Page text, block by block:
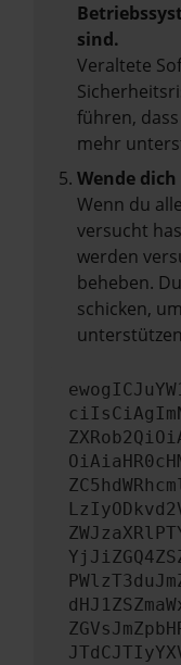
sind.
Veraltete
führen,
mehr
Wende
Wenn du
versucht
werden
beheben.
schicken,